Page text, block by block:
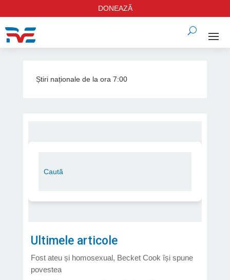
DONEAZĂ
Știri naționale de la ora 7:00
Ultimele articole
Fost ateu și homosexual, Becket Cook își spune
povestea